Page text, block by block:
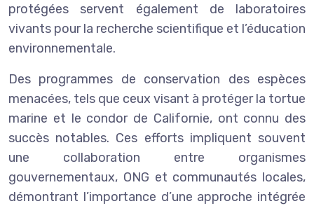
protégées servent également de laboratoires
vivants pour la recherche scientifique et l’éducation
environnementale.
Des programmes de conservation des espèces
menacées, tels que ceux visant à protéger la tortue
marine et le condor de Californie, ont connu des
succès notables. Ces efforts impliquent souvent
une collaboration entre organismes
gouvernementaux, ONG et communautés locales,
démontrant l’importance d’une approche intégrée